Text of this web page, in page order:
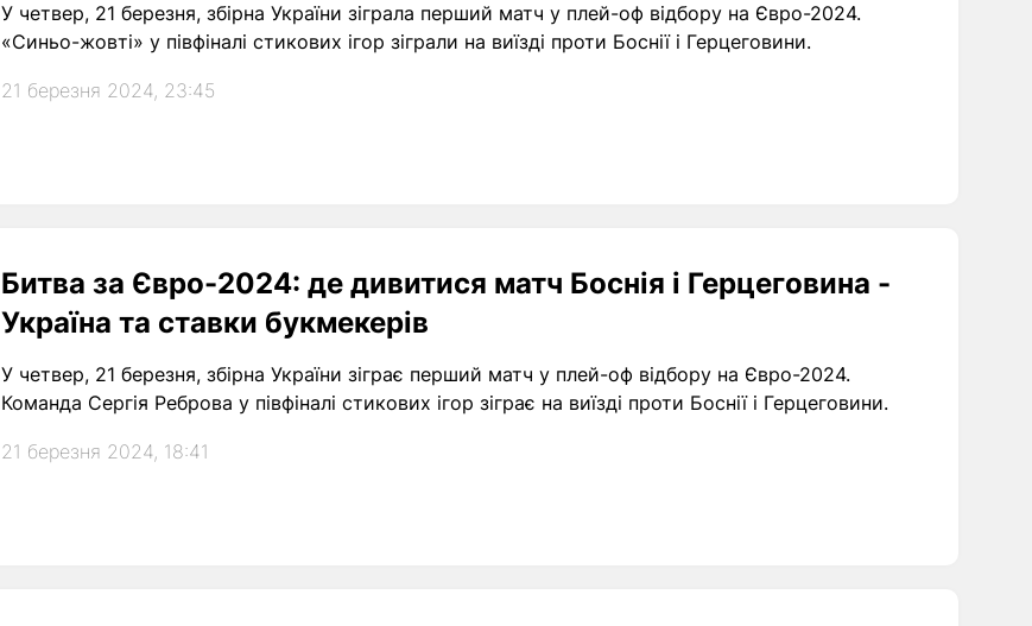
У четвер, 21 березня, збірна України зіграла перший матч у плей-оф відбору на Євро-2024.
«Синьо-жовті» у півфіналі стикових ігор зіграли на виїзді проти Боснії і Герцеговини.
21 березня 2024, 23:45
Битва за Євро-2024: де дивитися матч Боснія і Герцеговина -
Україна та ставки букмекерів
У четвер, 21 березня, збірна України зіграє перший матч у плей-оф відбору на Євро-2024.
Команда Сергія Реброва у півфіналі стикових ігор зіграє на виїзді проти Боснії і Герцеговини.
21 березня 2024, 18:41